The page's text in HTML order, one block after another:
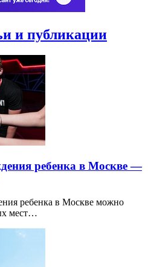
и публикации
ребенка в Москве —
ребенка в Москве можно
мест…